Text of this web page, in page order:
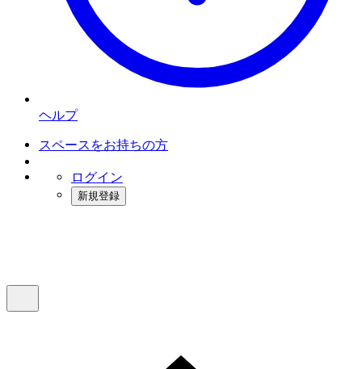
ヘルプ
スペースをお持ちの方
ログイン
新規登録